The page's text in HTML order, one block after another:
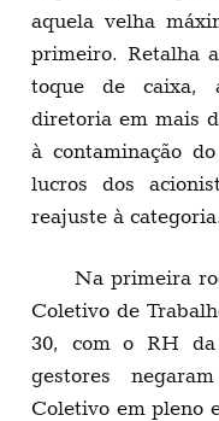
aquela velha
primeiro. Retalha
toque de caixa,
diretoria em mais
à contaminação
lucros dos
reajuste à categoria.
Na primeira
Coletivo de
30, com o RH da
gestores
Coletivo em pleno